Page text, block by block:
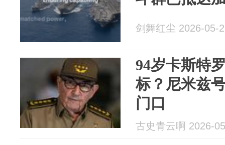
剑舞红尘 2026-05-
94岁卡斯特
标？尼米兹
门口
古史青云啊 2026-